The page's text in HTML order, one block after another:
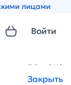
лицами
Закрыть
Войти
7 ГалОК/